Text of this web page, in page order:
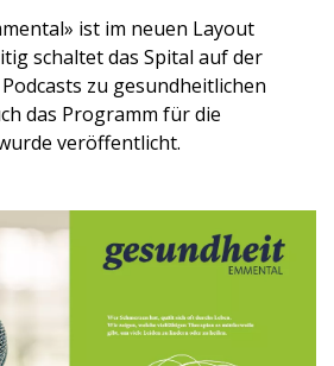
ist im neuen Layout
schaltet das Spital auf der
zu gesundheitlichen
das Programm für die
veröffentlicht.